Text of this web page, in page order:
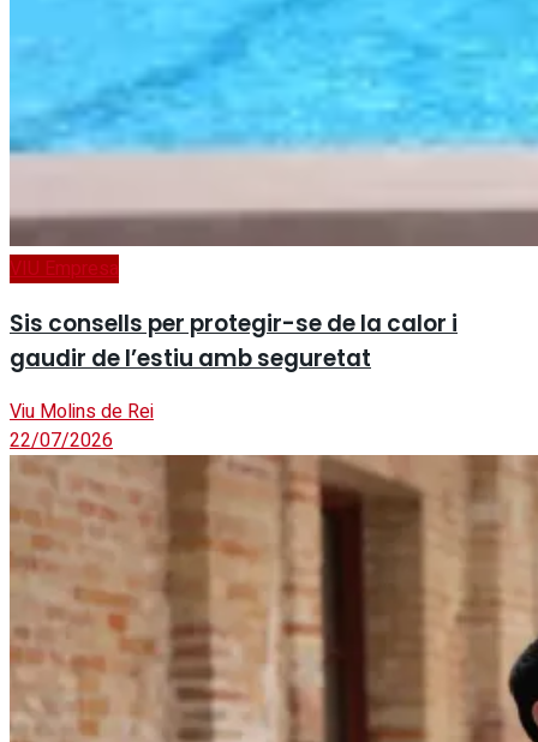
VIU Empresa
Sis consells per protegir-se de la calor i
gaudir de l’estiu amb seguretat
Viu Molins de Rei
22/07/2026